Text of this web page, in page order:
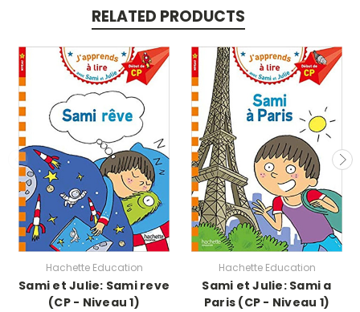
RELATED PRODUCTS
Hachette Education
Sami et Julie: Sami reve
(CP - Niveau 1)
Hachette Education
Sami et Julie: Sami a
Paris (CP - Niveau 1)